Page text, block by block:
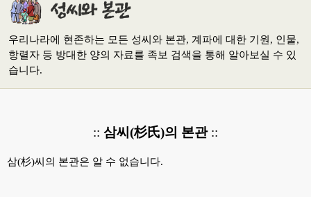
우리나라에 현존하는 모든 성씨와 본관, 계파에 대한 기원, 인물,
항렬자 등 방대한 양의 자료를 족보 검색을 통해 알아보실 수 있
습니다.
:: 삼씨(杉氏)의 본관::
삼(杉)씨의 본관은 알 수 없습니다.